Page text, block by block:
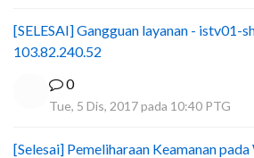
[SELESAI] Gangguan layanan - istv01-
103.82.240.52
0
Tue, 5 Dis, 2017 pada 10:40 PTG
[Selesai] Pemeliharaan Keamanan